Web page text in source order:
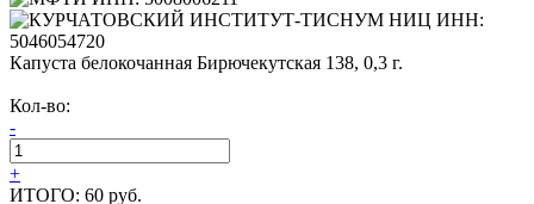
Капуста белокочанная Бирючекутская 138, 0,3 г.
Кол-во:
-
+
ИТОГО: 60 руб.